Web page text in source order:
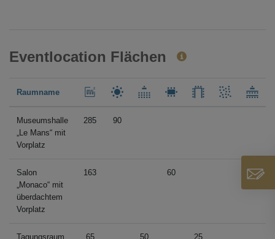
Eventlocation Flächen
Raumname
Museumshalle
„Le Mans“ mit
Vorplatz
285 90
Salon
„Monaco“ mit
überdachtem
Vorplatz
163 60
Tagungsraum 65 50 25